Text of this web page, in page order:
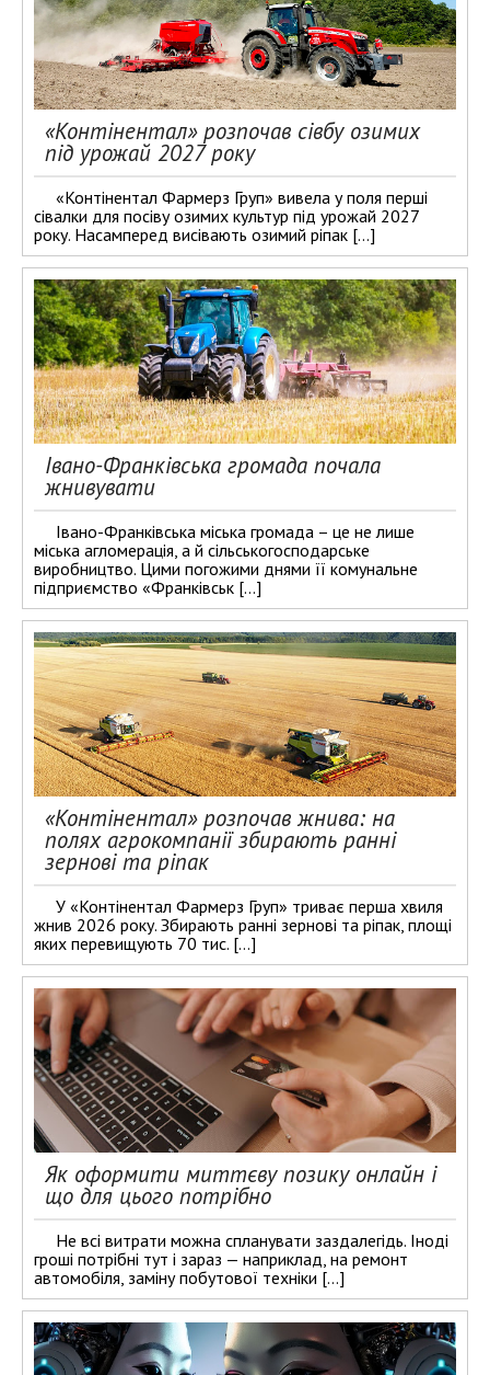
«Контінентал» розпочав сівбу озимих
під урожай 2027 року
«Контінентал Фармерз Груп» вивела у поля перші
сівалки для посіву озимих культур під урожай 2027
року. Насамперед висівають озимий ріпак […]
Івано-Франківська громада почала
жнивувати
Івано-Франківська міська громада – це не лише
міська агломерація, а й сільськогосподарське
виробництво. Цими погожими днями її комунальне
підприємство «Франківськ […]
«Контінентал» розпочав жнива: на
полях агрокомпанії збирають ранні
зернові та ріпак
У «Контінентал Фармерз Груп» триває перша хвиля
жнив 2026 року. Збирають ранні зернові та ріпак, площі
яких перевищують 70 тис. […]
Як оформити миттєву позику онлайн і
що для цього потрібно
Не всі витрати можна спланувати заздалегідь. Іноді
гроші потрібні тут і зараз — наприклад, на ремонт
автомобіля, заміну побутової техніки […]